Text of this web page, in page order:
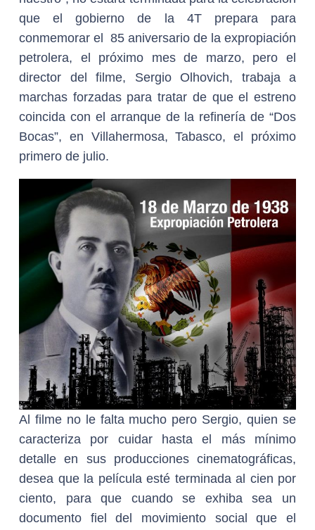
que el gobierno de la 4T prepara para
conmemorar el 85 aniversario de la expropiación
petrolera, el próximo mes de marzo, pero el
director del filme, Sergio Olhovich, trabaja a
marchas forzadas para tratar de que el estreno
coincida con el arranque de la refinería de “Dos
Bocas”, en Villahermosa, Tabasco, el próximo
primero de julio.
Al filme no le falta mucho pero Sergio, quien se
caracteriza por cuidar hasta el más mínimo
detalle en sus producciones cinematográficas,
desea que la película esté terminada al cien por
ciento, para que cuando se exhiba sea un
documento fiel del movimiento social que el